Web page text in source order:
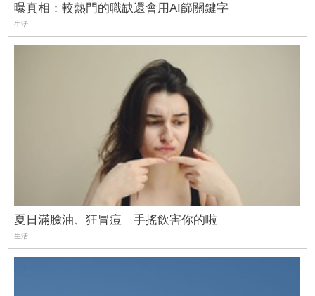
曝真相：較熱門的職缺還會用AI篩關鍵字
生活
夏日滿臉油、狂冒痘 手搖飲害你的啦
生活